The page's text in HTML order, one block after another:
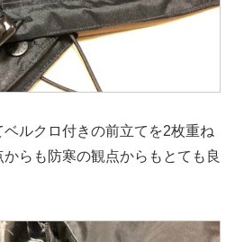
ベルクロ付きの前立てを2枚重ね
らも防寒の観点からもとても良